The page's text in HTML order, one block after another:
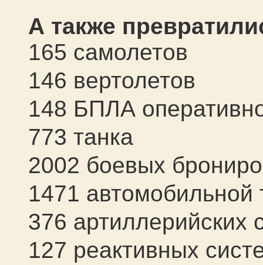
А также
165 самолетов
146 вертолетов
148 БПЛА
773 танка
2002 боевых
1471 автомобильной
376 артиллерийских
127 реактивных